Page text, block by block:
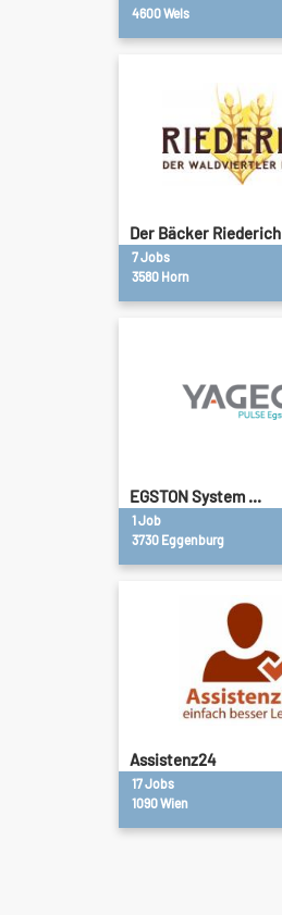
4600 Wels
Der Bäcker Riederich
7 Jobs
3580 Horn
EGSTON System ...
1 Job
3730 Eggenburg
Assistenz24
17 Jobs
1090 Wien